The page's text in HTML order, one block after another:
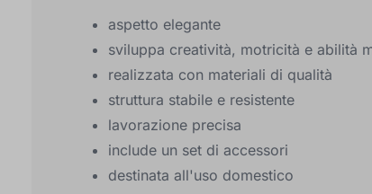
aspetto elegante
sviluppa creatività, motricità e abilità
realizzata con materiali di qualità
struttura stabile e resistente
lavorazione precisa
include un set di accessori
destinata all'uso domestico